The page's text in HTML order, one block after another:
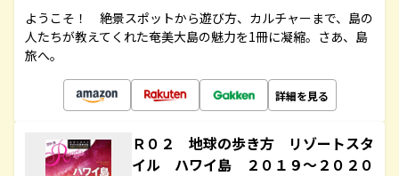
ようこそ！ 絶景スポットから遊び方、カルチャーまで、島の
人たちが教えてくれた奄美大島の魅力を1冊に凝縮。さあ、島
旅へ。
詳細を見る
Ｒ０２ 地球の歩き方 リゾートスタ
イル ハワイ島 ２０１９～２０２０